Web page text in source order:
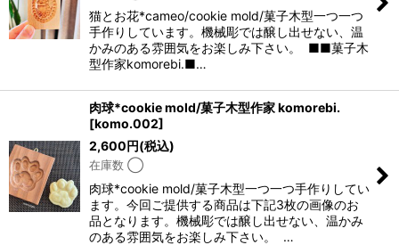
猫とお花*cameo/cookie mold/菓子木型一つ一つ
手作りしています。機械彫では醸し出せない、温
かみのある雰囲気をお楽しみ下さい。 ■■菓子木
型作家komorebi.■…
肉球*cookie mold/菓子木型作家 komorebi.
[komo.002]
2,600円(税込)
在庫数 ◯
肉球*cookie mold/菓子木型一つ一つ手作りしてい
ます。今回ご提供する商品は下記3枚の画像のお
品となります。機械彫では醸し出せない、温かみ
のある雰囲気をお楽しみ下さい。 …